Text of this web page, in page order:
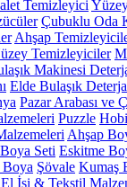
Temizleyici
Çubuklu Oda
Ahşap
Temizleyiciler
Makinesi
Elde Bulaşık
Pazar Arabası ve
Puzzle
Ahşap
Seti Eskitme
Şövale Kumaş
El İşi & Tekstil